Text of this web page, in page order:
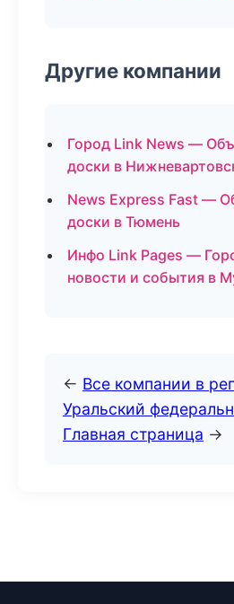
Другие компании
Город Link News —
доски в
News Express Fast —
доски в Тюмень
Инфо Link Pages —
новости и события в
← Все компании в
Уральский
Главная страница →